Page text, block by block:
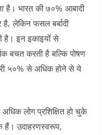
है। भारत की ७०% आबादी
है, लेकिन फसल बर्बादी
है। इन इकाइयों से
बचत करती है बल्कि पोषण
५०% से अधिक होने से ये
लोग प्रशिक्षित हो चुके
हैं। उदाहरणस्वरूप,